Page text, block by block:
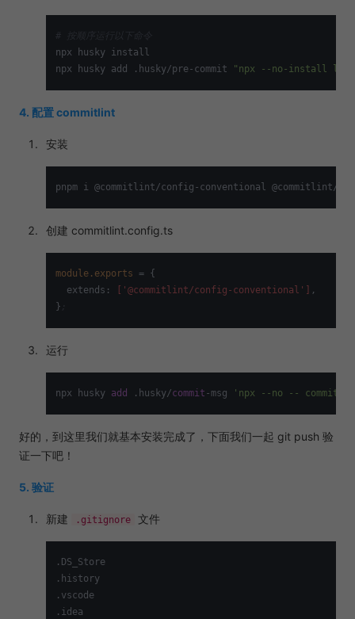
# 按顺序运行以下命令
npx husky install
npx husky add .husky/pre-commit
"npx --no-install
4. 配置 commitlint
安装
创建 commitlint.config.ts
module.exports = {
  extends:
['@commitlint/config-conventional'] ,
}
运行
npx husky add .husky/commit - msg 'npx --no --
好的，到这里我们就基本安装完成了，下面我们一起 git push 验
证一下吧！
5. 验证
新建 .gitignore 文件
.DS_Store
.history
.vscode
.idea